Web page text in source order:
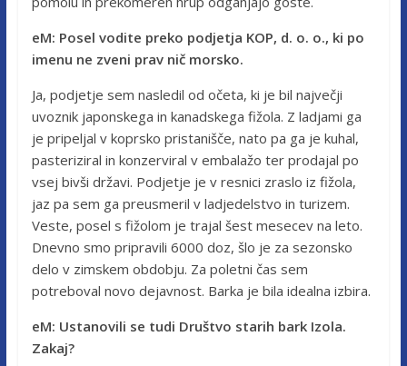
eM: Posel vodite preko podjetja KOP, d. o. o., ki po
imenu ne zveni prav nič morsko.
Ja, podjetje sem nasledil od očeta, ki je bil največji
uvoznik japonskega in kanadskega fižola. Z ladjami ga
je pripeljal v koprsko pristanišče, nato pa ga je kuhal,
pasteriziral in konzerviral v embalažo ter prodajal po
vsej bivši državi. Podjetje je v resnici zraslo iz fižola,
jaz pa sem ga preusmeril v ladjedelstvo in turizem.
Veste, posel s fižolom je trajal šest mesecev na leto.
Dnevno smo pripravili 6000 doz, šlo je za sezonsko
delo v zimskem obdobju. Za poletni čas sem
potreboval novo dejavnost. Barka je bila idealna izbira.
eM: Ustanovili se tudi Društvo starih bark Izola.
Zakaj?